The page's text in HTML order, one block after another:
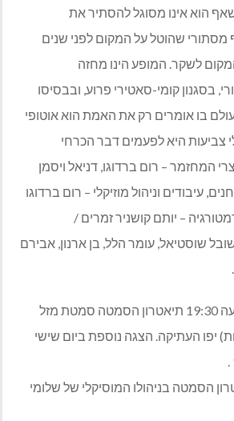
הוא אינו מסוגל להסתיר את
מסתורי שהוטל על המקום לפני שנים
לשקר. המופע הינו מחזה
בסגנון קומי-סאטירי פרוע, ובבסיסו
בו אומרים רק את האמת הוא אוטופי
צביעות היא לפעמים דבר הכרחי
המחזמר – רום ברדוגו, דניאל ויסמן
עיבודים וניהול מוזיקלי – רום ברדוגו
– יותם קושניר זמרים /
שוסטיאל, עומר הלל, בן ארנון, אבירם
יום חמישי 2.3.22 בשעה 19:30 תיאטרון הסמטה סמטת מזל
יפו העתיקה. הצגה נוספת ביום שישי
הסמטה בניהולו המוסיקלי של שלומי